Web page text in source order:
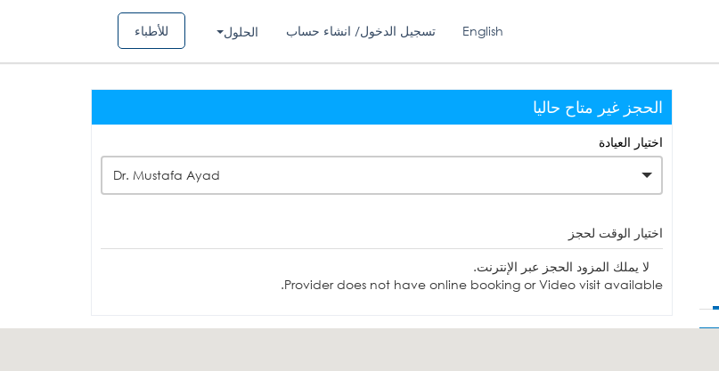
للأطباء الحلول تسجيل الدخول/ انشاء حساب English
الحجز غير متاح حاليا
اختيار العيادة
Dr. Mustafa Ayad
اختيار الوقت لحجز
لا يملك المزود الحجز عبر الإنترنت.
Provider does not have online booking or Video visit available.